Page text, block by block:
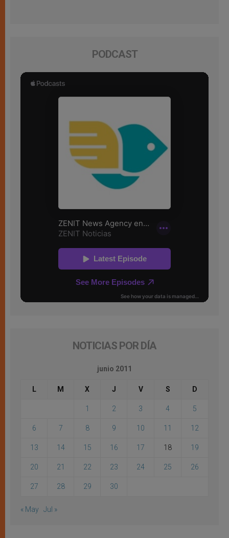
PODCAST
NOTICIAS POR DÍA
junio 2011
L M X J V S D
1 2 3 4 5
6 7 8 9 10 11 12
13 14 15 16 17 18 19
20 21 22 23 24 25 26
27 28 29 30
« May Jul »